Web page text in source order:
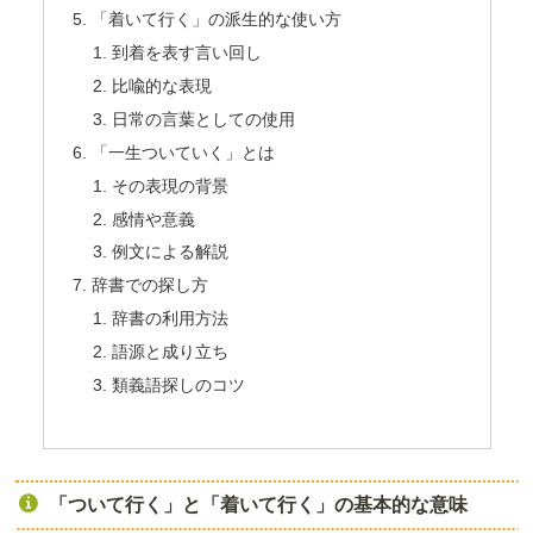
「着いて行く」の派生的な使い方
到着を表す言い回し
比喩的な表現
日常の言葉としての使用
「一生ついていく」とは
その表現の背景
感情や意義
例文による解説
辞書での探し方
辞書の利用方法
語源と成り立ち
類義語探しのコツ
「ついて行く」と「着いて行く」の基本的な意味